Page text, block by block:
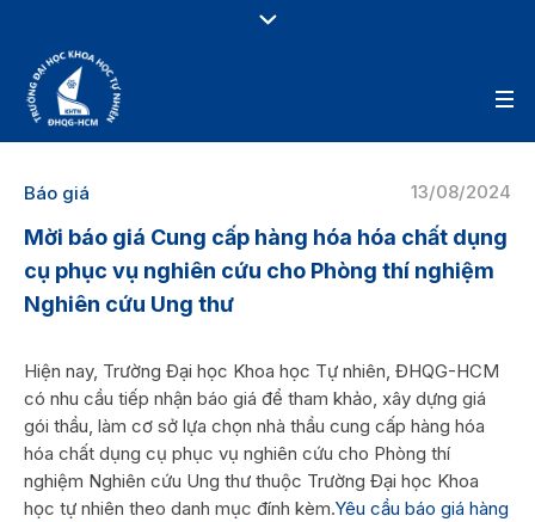
13/08/2024
Báo giá
Mời báo giá Cung cấp hàng hóa hóa chất dụng
cụ phục vụ nghiên cứu cho Phòng thí nghiệm
Nghiên cứu Ung thư
Hiện nay, Trường Đại học Khoa học Tự nhiên, ĐHQG-HCM
có nhu cầu tiếp nhận báo giá để tham khảo, xây dựng giá
gói thầu, làm cơ sở lựa chọn nhà thầu cung cấp hàng hóa
hóa chất dụng cụ phục vụ nghiên cứu cho Phòng thí
nghiệm Nghiên cứu Ung thư thuộc Trường Đại học Khoa
học tự nhiên theo danh mục đính kèm.Yêu cầu báo giá hàng